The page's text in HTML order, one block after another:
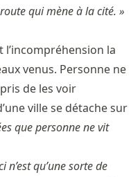
qui mène à la cité. »
l’incompréhension la
venus. Personne ne
de les voir
ville se détache sur
que personne ne vit
n’est qu’une sorte de